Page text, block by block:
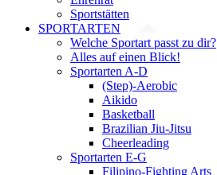
Sportstätten
SPORTARTEN
Welche Sportart passt zu dir?
Alles auf einen Blick!
Sportarten A-D
(Step)-Aerobic
Aikido
Basketball
Brazilian Jiu-Jitsu
Cheerleading
Sportarten E-G
Filipino-Fighting Arts